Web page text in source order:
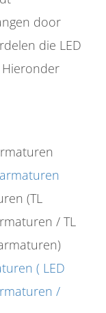
door
die LED
(TL
/ TL
( LED
/